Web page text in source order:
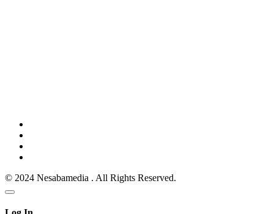
© 2024 Nesabamedia . All Rights Reserved.